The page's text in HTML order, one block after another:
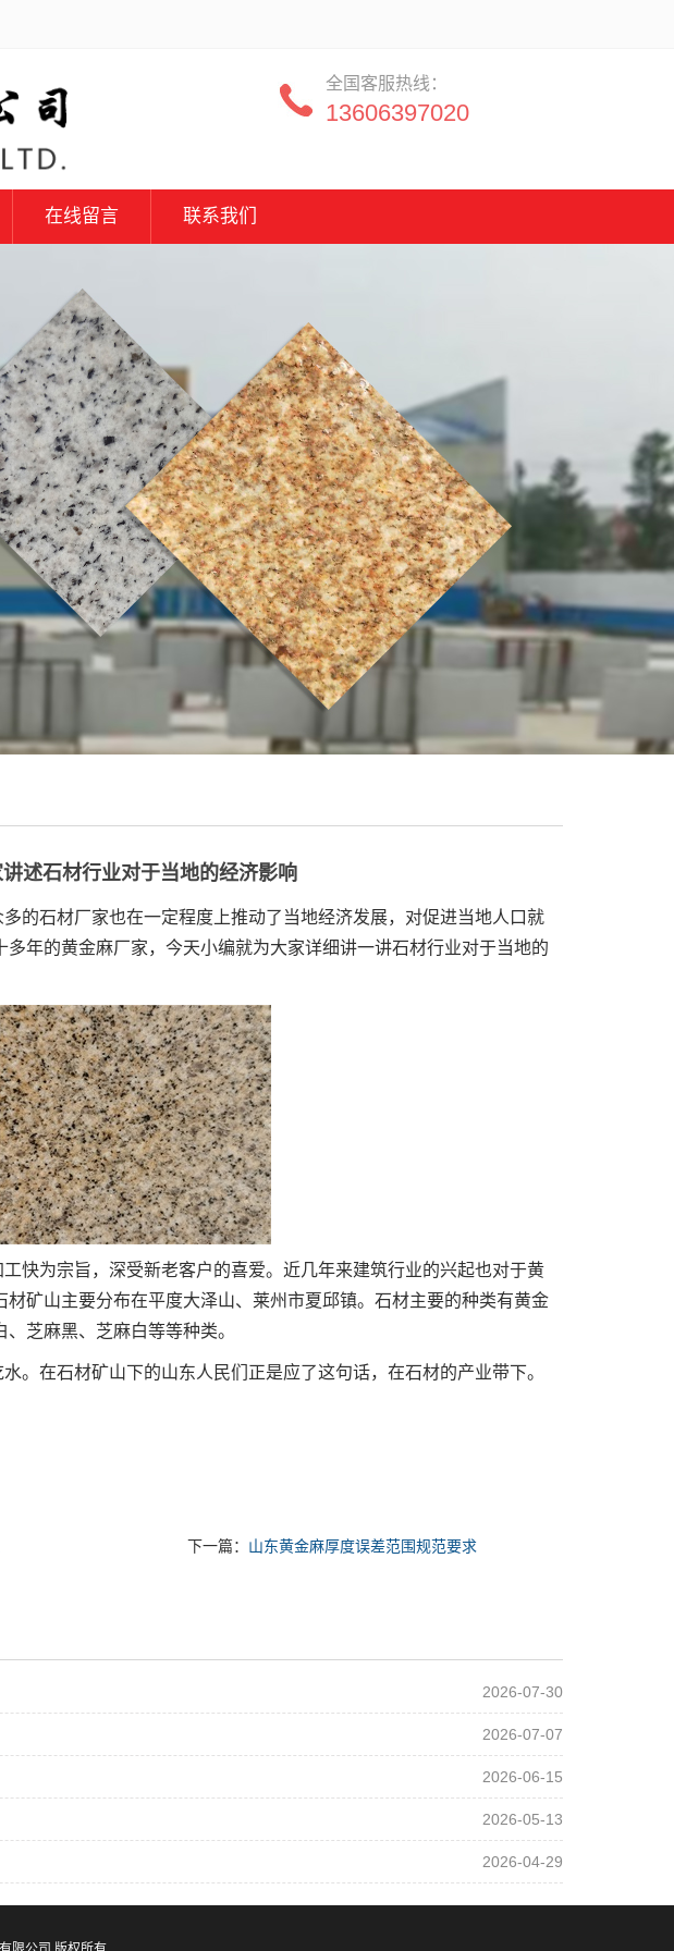
全国客服热线：
13606397020
在线留言 联系我们
述石材行业对于当地的经济影响
多的石材厂家也在一定程度上推动了当地经济发展，对促进当地人口就
年的黄金麻厂家，今天小编就为大家详细讲一讲石材行业对于当地的
为宗旨，深受新老客户的喜爱。近几年来建筑行业的兴起也对于黄
矿山主要分布在平度大泽山、莱州市夏邱镇。石材主要的种类有黄金
芝麻黑、芝麻白等等种类。
在石材矿山下的山东人民们正是应了这句话，在石材的产业带下。
下一篇： 山东黄金麻厚度误差范围规范要求
2026-07-30
2026-07-07
2026-06-15
2026-05-13
2026-04-29